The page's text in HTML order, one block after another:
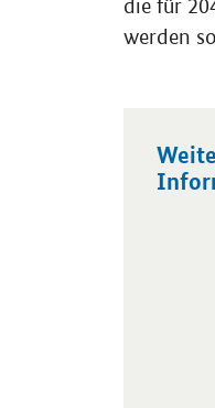
die für
werden